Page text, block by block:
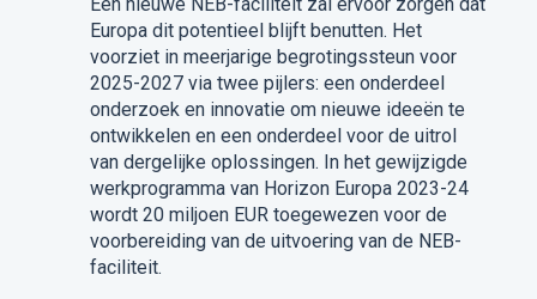
Europa dit potentieel blijft benutten. Het
voorziet in meerjarige begrotingssteun voor
2025-2027 via twee pijlers: een onderdeel
onderzoek en innovatie om nieuwe ideeën te
ontwikkelen en een onderdeel voor de uitrol
van dergelijke oplossingen. In het gewijzigde
werkprogramma van Horizon Europa 2023-24
wordt 20 miljoen EUR toegewezen voor de
voorbereiding van de uitvoering van de NEB-
faciliteit.